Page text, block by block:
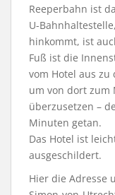
Reeperbahn ist
U-
hinkommt, ist
Fuß ist die
vom Hotel aus zu
um von dort zum
überzusetzen –
Minuten getan.
Das Hotel ist
ausgeschildert.
Hier die Adresse